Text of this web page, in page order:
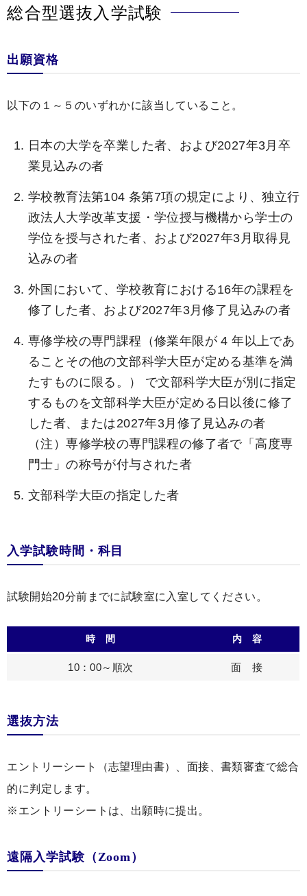
総合型選抜入学試験
出願資格
以下の１～５のいずれかに該当していること。
日本の大学を卒業した者、および2027年3月卒
業見込みの者
学校教育法第104 条第7項の規定により、独立行
政法人大学改革支援・学位授与機構から学士の
学位を授与された者、および2027年3月取得見
込みの者
外国において、学校教育における16年の課程を
修了した者、および2027年3月修了見込みの者
専修学校の専門課程（修業年限が 4 年以上であ
ることその他の文部科学大臣が定める基準を満
たすものに限る。） で文部科学大臣が別に指定
するものを文部科学大臣が定める日以後に修了
した者、または2027年3月修了見込みの者
（注）専修学校の専門課程の修了者で「高度専
門士」の称号が付与された者
文部科学大臣の指定した者
入学試験時間・科目
試験開始20分前までに試験室に入室してください。
時 間 内 容
10：00～順次 面 接
選抜方法
エントリーシート（志望理由書）、面接、書類審査で総合
的に判定します。
※エントリーシートは、出願時に提出。
遠隔入学試験（Zoom）